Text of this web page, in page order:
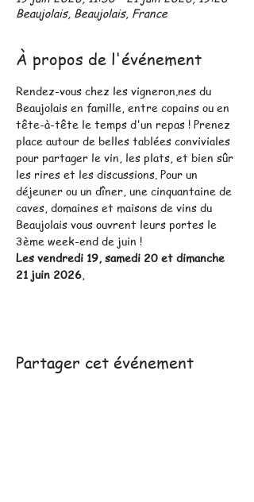
Beaujolais, Beaujolais, France
À propos de l'événement
Rendez-vous chez les vigneron.nes du
Beaujolais en famille, entre copains ou en
tête-à-tête le temps d'un repas ! Prenez
place autour de belles tablées conviviales
pour partager le vin, les plats, et bien sûr
les rires et les discussions. Pour un
déjeuner ou un dîner, une cinquantaine de
caves, domaines et maisons de vins du
Beaujolais vous ouvrent leurs portes le
3ème week-end de juin !
Les vendredi 19, samedi 20 et dimanche
21 juin 2026,
Partager cet événement